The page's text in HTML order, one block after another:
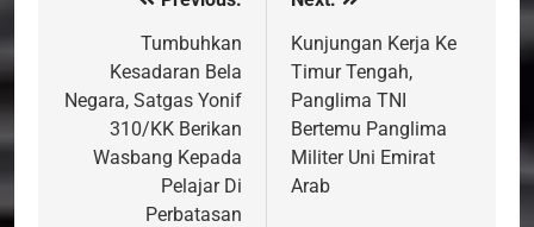
Tumbuhkan
Kesadaran Bela
Negara, Satgas Yonif
310/KK Berikan
Wasbang Kepada
Pelajar Di
Perbatasan
Kunjungan Kerja Ke
Timur Tengah,
Panglima TNI
Bertemu Panglima
Militer Uni Emirat
Arab